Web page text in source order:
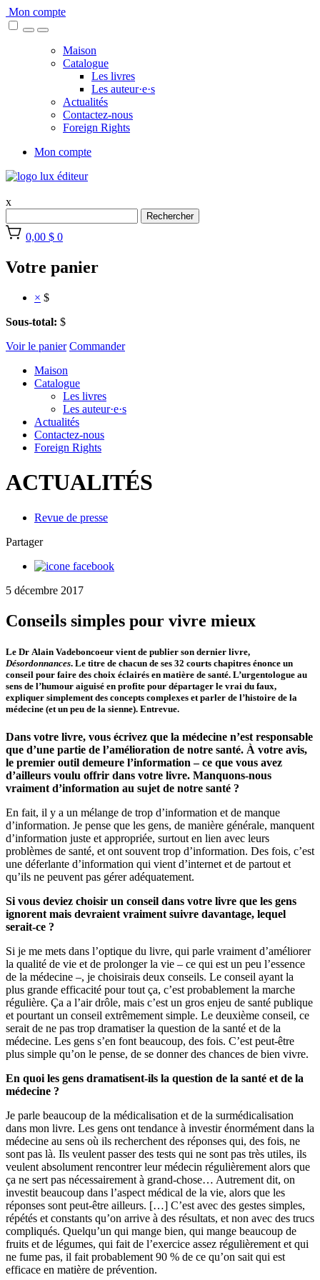
Skip
to
Mon compte
Maison
Catalogue
Les livres
Les auteur·e·s
Actualités
Contactez-nous
Foreign Rights
Mon compte
x
Rechercher
0,00 $ 0
Votre panier
× $
Sous-total: $
Voir le panier Commander
Maison
Catalogue
Les livres
Les auteur·e·s
Actualités
Contactez-nous
Foreign Rights
ACTUALITÉS
Revue de presse
Partager
5 décembre 2017
Conseils simples pour vivre mieux
Le Dr Alain Vadeboncoeur vient de publier son dernier livre,
Désordonnances. Le titre de chacun de ses 32 courts chapitres énonce un
conseil pour faire des choix éclairés en matière de santé. L’urgentologue au
sens de l’humour aiguisé en profite pour départager le vrai du faux,
expliquer simplement des concepts complexes et parler de l’histoire de la
médecine (et un peu de la sienne). Entrevue.
Dans votre livre, vous écrivez que la médecine n’est responsable
que d’une partie de l’amélioration de notre santé. À votre avis,
le premier outil demeure l’information – ce que vous avez
d’ailleurs voulu offrir dans votre livre. Manquons-nous
vraiment d’information au sujet de notre santé ?
En fait, il y a un mélange de trop d’information et de manque
d’information. Je pense que les gens, de manière générale, manquent
d’information juste et appropriée, surtout en lien avec leurs
problèmes de santé, et ont souvent trop d’information. Des fois, c’est
une déferlante d’information qui vient d’internet et de partout et
qu’ils ne peuvent pas gérer adéquatement.
Si vous deviez choisir un conseil dans votre livre que les gens
ignorent mais devraient vraiment suivre davantage, lequel
serait-ce ?
Si je me mets dans l’optique du livre, qui parle vraiment d’améliorer
la qualité de vie et de prolonger la vie – ce qui est un peu l’essence
de la médecine –, je choisirais deux conseils. Le conseil ayant la
plus grande efficacité pour tout ça, c’est probablement la marche
régulière. Ça a l’air drôle, mais c’est un gros enjeu de santé publique
et pourtant un conseil extrêmement simple. Le deuxième conseil, ce
serait de ne pas trop dramatiser la question de la santé et de la
médecine. Les gens s’en font beaucoup, des fois. C’est peut-être
plus simple qu’on le pense, de se donner des chances de bien vivre.
En quoi les gens dramatisent-ils la question de la santé et de la
médecine ?
Je parle beaucoup de la médicalisation et de la surmédicalisation
dans mon livre. Les gens ont tendance à investir énormément dans la
médecine au sens où ils recherchent des réponses qui, des fois, ne
sont pas là. Ils veulent passer des tests qui ne sont pas très utiles, ils
veulent absolument rencontrer leur médecin régulièrement alors que
ça ne sert pas nécessairement à grand-chose… Autrement dit, on
investit beaucoup dans l’aspect médical de la vie, alors que les
réponses sont peut-être ailleurs. […] C’est avec des gestes simples,
répétés et constants qu’on arrive à des résultats, et non avec des trucs
compliqués. Quelqu’un qui mange bien, qui mange beaucoup de
fruits et de légumes, qui fait de l’exercice assez régulièrement et qui
ne fume pas, il fait probablement 90 % de ce qu’on sait qui est
efficace en matière de prévention.